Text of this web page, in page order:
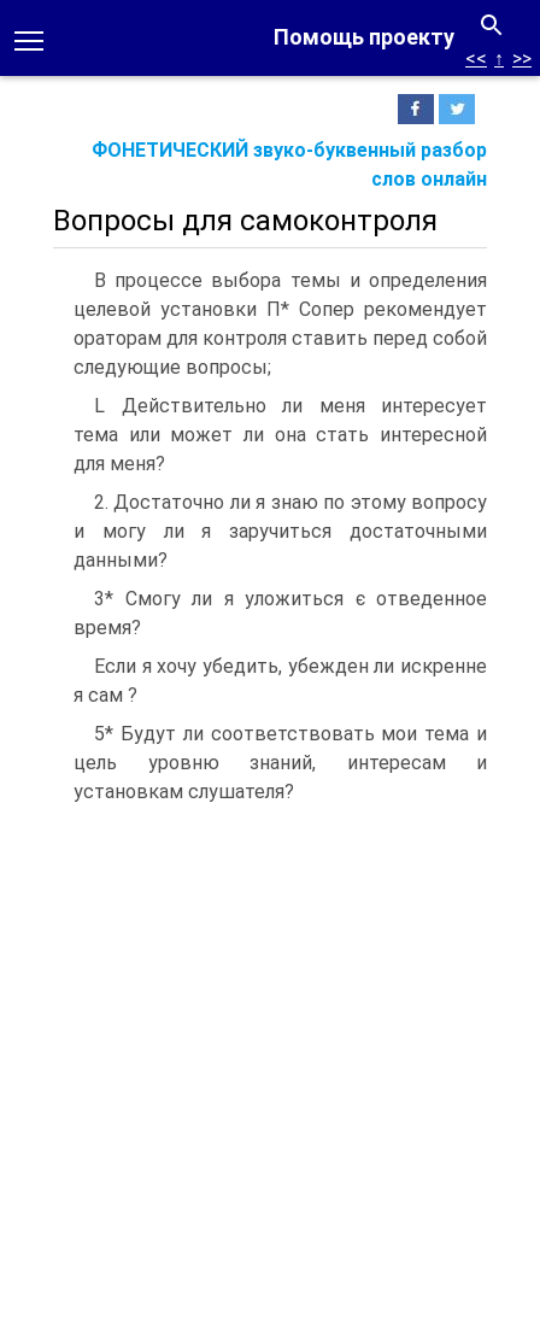
Помощь проекту
ФОНЕТИЧЕСКИЙ звуко-буквенный разбор
слов онлайн
<< ↑ >>
Вопросы для самоконтроля
В процессе выбора темы и определения
целевой установки П* Сопер рекомендует
ораторам для контроля ставить перед собой
следующие вопросы;
L Действительно ли меня интересует
тема или может ли она стать интересной
для меня?
2. Достаточно ли я знаю по этому вопросу
и могу ли я заручиться достаточными
данными?
3* Смогу ли я уложиться є отведенное
время?
Если я хочу убедить, убежден ли искренне
я сам ?
5* Будут ли соответствовать мои тема и
цель уровню знаний, интересам и
установкам слушателя?